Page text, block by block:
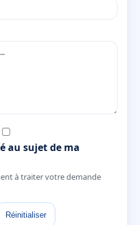
au sujet de ma
à traiter votre demande
Réinitialiser